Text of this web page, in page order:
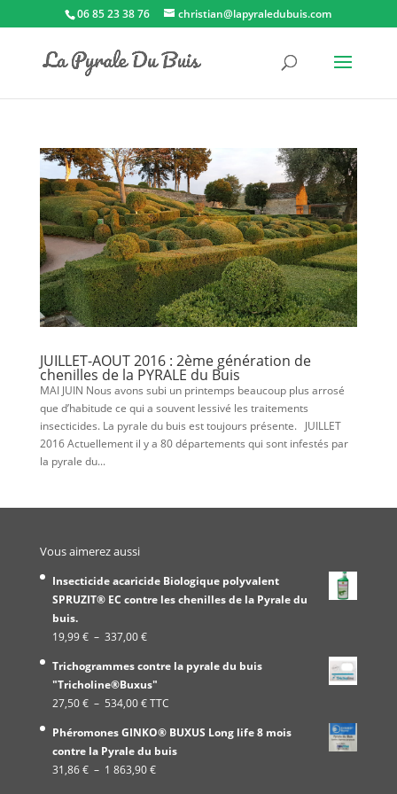
06 85 23 38 76 christian@lapyraledubuis.com
JUILLET-AOUT 2016 : 2ème génération de
chenilles de la PYRALE du Buis
MAI JUIN Nous avons subi un printemps beaucoup plus arrosé
que d’habitude ce qui a souvent lessivé les traitements
insecticides. La pyrale du buis est toujours présente. JUILLET
2016 Actuellement il y a 80 départements qui sont infestés par
la pyrale du...
Vous aimerez aussi
Insecticide acaricide Biologique polyvalent
SPRUZIT® EC contre les chenilles de la Pyrale du
buis.
19,99€ – 337,00€Plage
prix :
19,99 €
à
337,00 €
Trichogrammes contre la pyrale du buis
"Tricholine®Buxus"
27,50€ – 534,00€Plage
prix :
27,50 €
à
TTC
Phéromones GINKO® BUXUS Long life 8 mois
contre la Pyrale du buis
31,86€ – 1 863,90€Plage